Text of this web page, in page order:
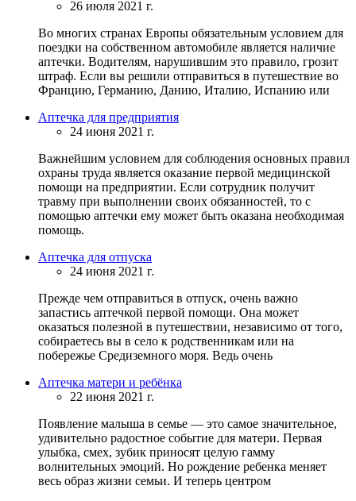
26 июля 2021 г.
Во многих странах Европы обязательным условием для
поездки на собственном автомобиле является наличие
аптечки. Водителям, нарушившим это правило, грозит
штраф. Если вы решили отправиться в путешествие во
Францию, Германию, Данию, Италию, Испанию или
Аптечка для предприятия
24 июня 2021 г.
Важнейшим условием для соблюдения основных правил
охраны труда является оказание первой медицинской
помощи на предприятии. Если сотрудник получит
травму при выполнении своих обязанностей, то с
помощью аптечки ему может быть оказана необходимая
помощь.
Аптечка для отпуска
24 июня 2021 г.
Прежде чем отправиться в отпуск, очень важно
запастись аптечкой первой помощи. Она может
оказаться полезной в путешествии, независимо от того,
собираетесь вы в село к родственникам или на
побережье Средиземного моря. Ведь очень
Аптечка матери и ребёнка
22 июня 2021 г.
Появление малыша в семье — это самое значительное,
удивительно радостное событие для матери. Первая
улыбка, смех, зубик приносят целую гамму
волнительных эмоций. Но рождение ребенка меняет
весь образ жизни семьи. И теперь центром